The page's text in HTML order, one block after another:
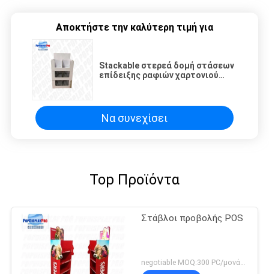
Αποκτήστε την καλύτερη τιμή για
Stackable στερεά δομή στάσεων
επίδειξης ραφιών χαρτονιού
Να συνεχίσει
Top Προϊόντα
Στάβλοι προβολής POS